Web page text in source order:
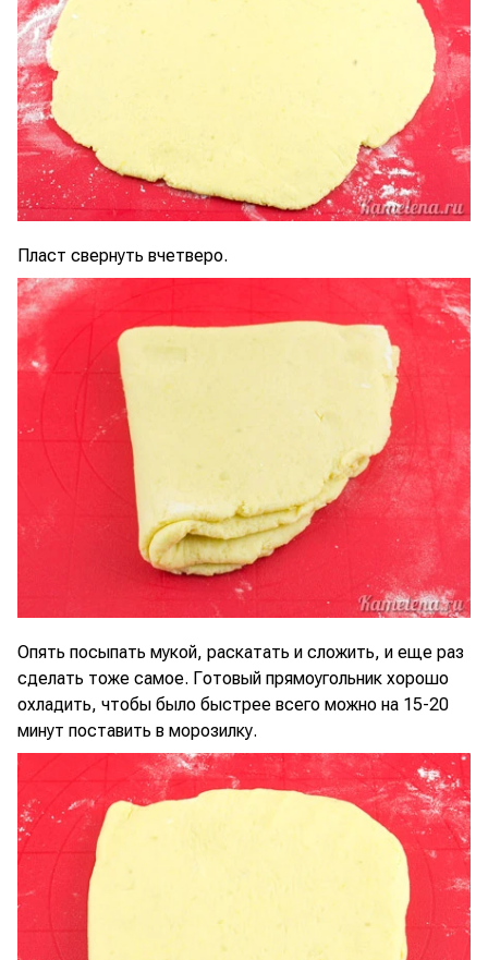
Пласт свернуть вчетверо.
Опять посыпать мукой, раскатать и сложить, и еще раз
сделать тоже самое. Готовый прямоугольник хорошо
охладить, чтобы было быстрее всего можно на 15-20
минут поставить в морозилку.